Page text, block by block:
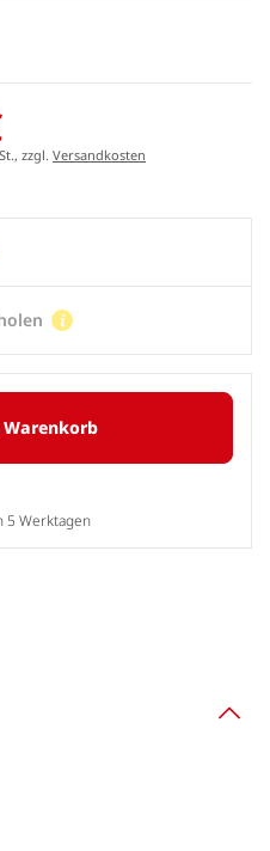
zzgl. Versandkosten
5 Werktagen